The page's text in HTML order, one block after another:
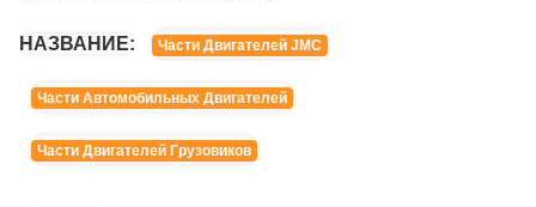
НАЗВАНИЕ: Части Двигателей JMC
Части Автомобильных Двигателей
Части Двигателей Грузовиков